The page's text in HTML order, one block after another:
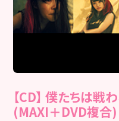
【CD】 僕たちは戦
(MAXI＋DVD複合)